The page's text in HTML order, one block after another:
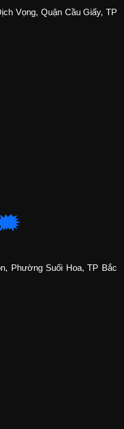
Vọng, Quận Cầu Giấy, TP
Phường Suối Hoa, TP Bắc